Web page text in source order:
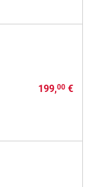
199,00€